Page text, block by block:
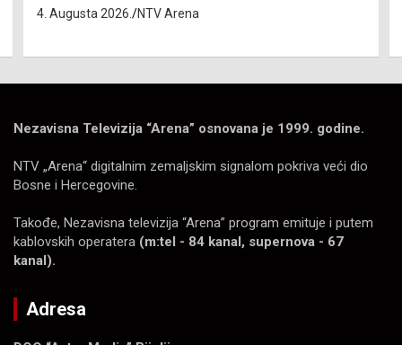
4. Augusta 2026. NTV Arena
Nezavisna Televizija “Arena” osnovana je 1999. godine.
NTV „Arena“ digitalnim zemaljskim signalom pokriva veći dio
Bosne i Hercegovine.
Takođe, Nezavisna televizija “Arena” program emituje i putem
kablovskih operatera (m:tel - 84 kanal, supernova - 67
kanal).
Adresa